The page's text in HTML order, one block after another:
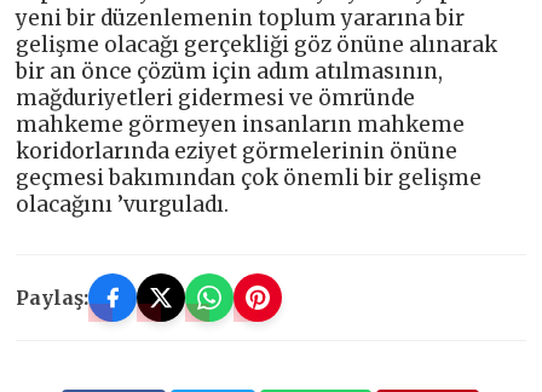
yeni bir düzenlemenin toplum yararına bir
gelişme olacağı gerçekliği göz önüne alınarak
bir an önce çözüm için adım atılmasının,
mağduriyetleri gidermesi ve ömründe
mahkeme görmeyen insanların mahkeme
koridorlarında eziyet görmelerinin önüne
geçmesi bakımından çok önemli bir gelişme
olacağını ’vurguladı.
Paylaş: